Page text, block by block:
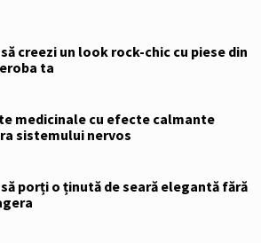
creezi un look rock-chic cu piese din
ta
medicinale cu efecte calmante
sistemului nervos
să porți o ținută de seară elegantă fără